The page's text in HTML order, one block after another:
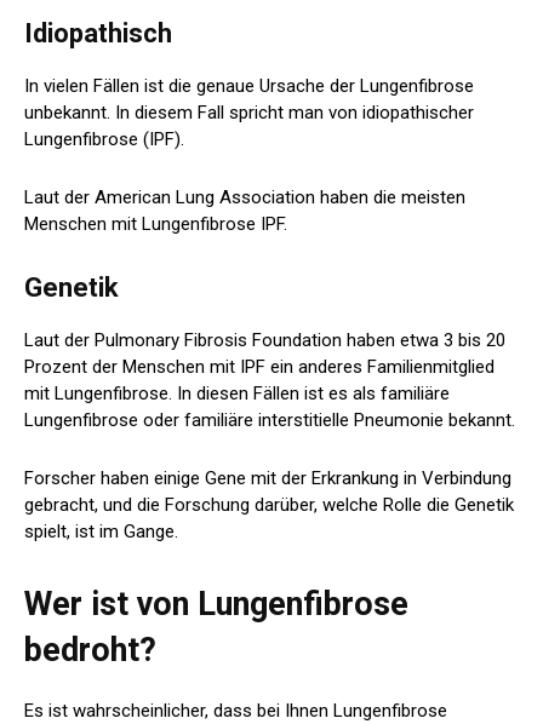
Idiopathisch
In vielen Fällen ist die genaue Ursache der Lungenfibrose
unbekannt. In diesem Fall spricht man von idiopathischer
Lungenfibrose (IPF).
Laut der American Lung Association haben die meisten
Menschen mit Lungenfibrose IPF.
Genetik
Laut der Pulmonary Fibrosis Foundation haben etwa 3 bis 20
Prozent der Menschen mit IPF ein anderes Familienmitglied
mit Lungenfibrose. In diesen Fällen ist es als familiäre
Lungenfibrose oder familiäre interstitielle Pneumonie bekannt.
Forscher haben einige Gene mit der Erkrankung in Verbindung
gebracht, und die Forschung darüber, welche Rolle die Genetik
spielt, ist im Gange.
Wer ist von Lungenfibrose
bedroht?
Es ist wahrscheinlicher, dass bei Ihnen Lungenfibrose